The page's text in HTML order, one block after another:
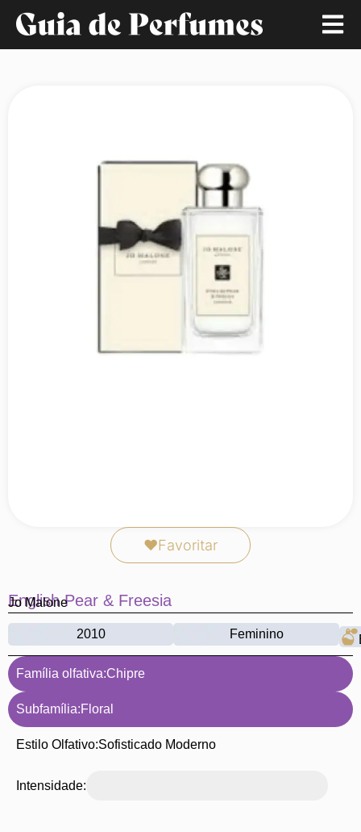
❤Favoritar
English Pear & Freesia
Jo Malone
2010 Feminino
Família olfativa:Chipre
Subfamília:Floral
Estilo Olfativo:Sofisticado Moderno
Intensidade: